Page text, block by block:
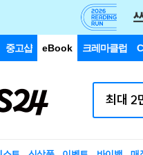
중고샵 eBook 크레마클럽